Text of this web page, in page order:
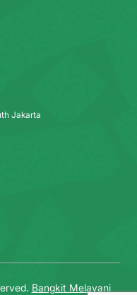
Jakarta
Bangkit Melayani